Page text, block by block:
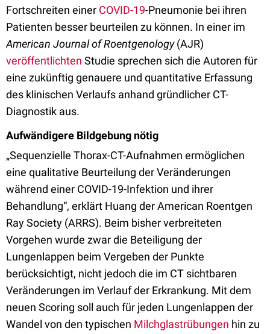
Fortschreiten einer COVID-19-Pneumonie bei ihren
Patienten besser beurteilen zu können. In einer im
American Journal of Roentgenology(AJR)
veröffentlichten Studie sprechen sich die Autoren für
eine zukünftig genauere und quantitative Erfassung
des klinischen Verlaufs anhand gründlicher CT-
Diagnostik aus.
Aufwändigere Bildgebung nötig
„Sequenzielle Thorax-CT-Aufnahmen ermöglichen
eine qualitative Beurteilung der Veränderungen
während einer COVID-19-Infektion und ihrer
Behandlung“, erklärt Huang der American Roentgen
Ray Society (ARRS). Beim bisher verbreiteten
Vorgehen wurde zwar die Beteiligung der
Lungenlappen beim Vergeben der Punkte
berücksichtigt, nicht jedoch die im CT sichtbaren
Veränderungen im Verlauf der Erkrankung. Mit dem
neuen Scoring soll auch für jeden Lungenlappen der
Wandel von den typischen Milchglastrübungen hin zu